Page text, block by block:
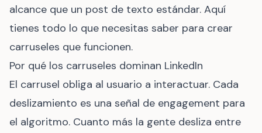
alcance que un post de texto estándar. Aquí
tienes todo lo que necesitas saber para crear
carruseles que funcionen.
Por qué los carruseles dominan LinkedIn
El carrusel obliga al usuario a interactuar. Cada
deslizamiento es una señal de engagement para
el algoritmo. Cuanto más la gente desliza entre